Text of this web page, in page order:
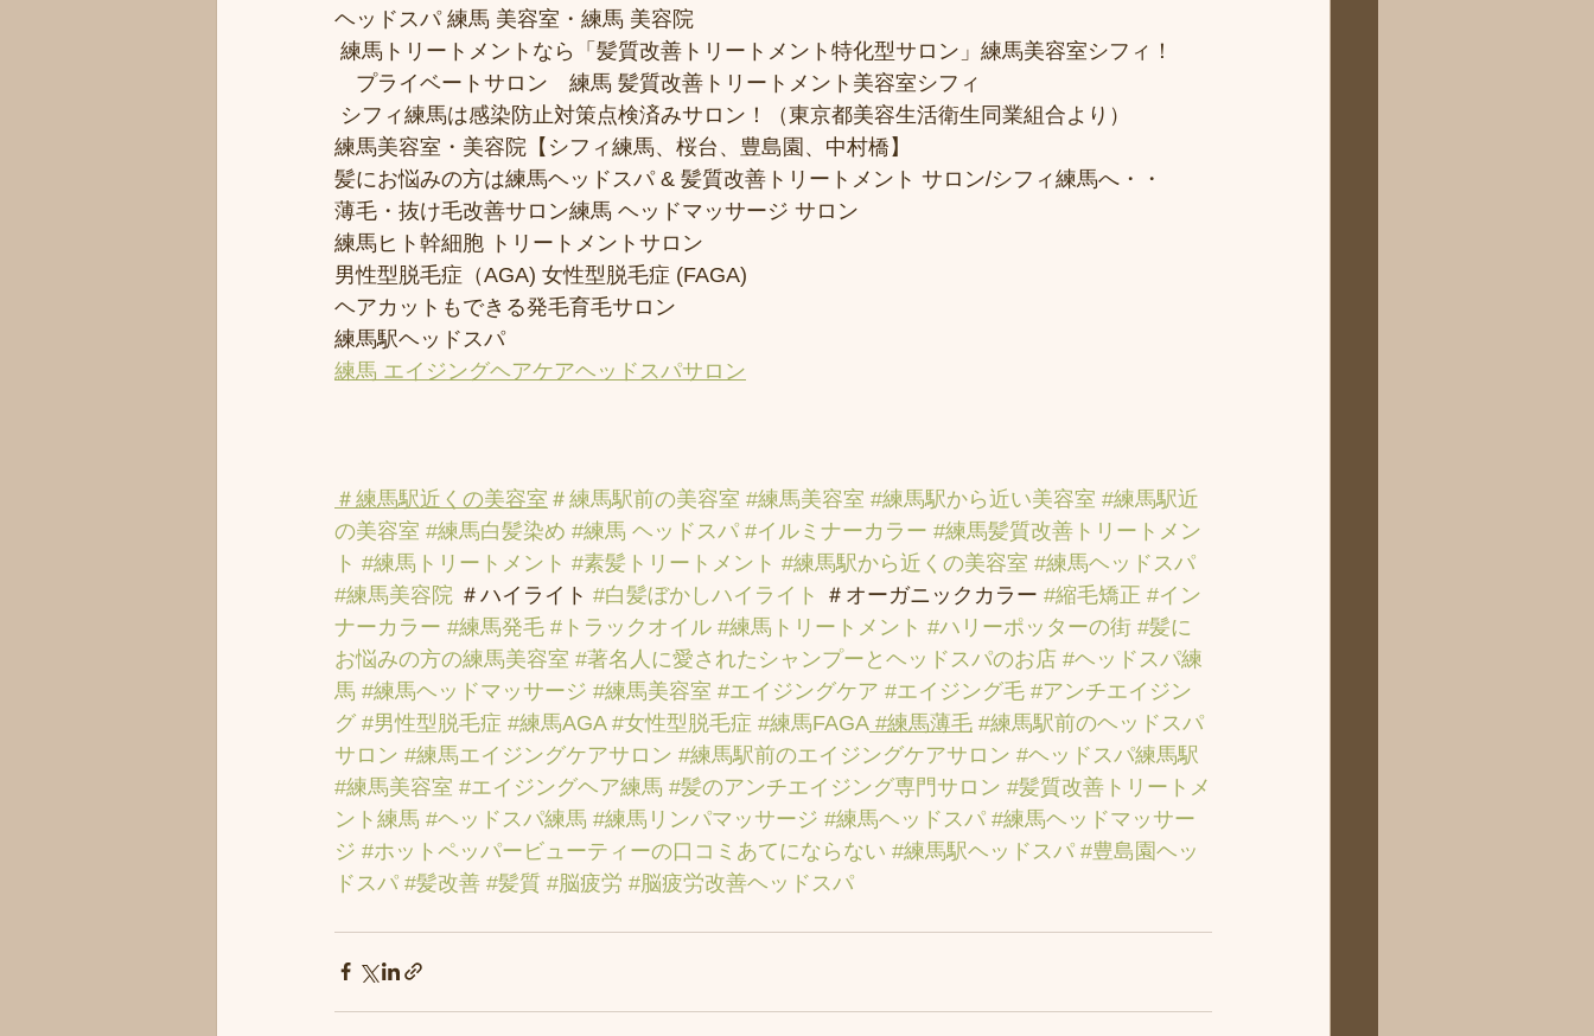
ヘッドスパ 練馬 美容室・練馬 美容院
練馬トリートメントなら「髪質改善トリートメント特化型サロン」練馬美容室シフィ！
プライベートサロン　練馬 髪質改善トリートメント美容室シフィ
シフィ練馬は感染防止対策点検済みサロン！（東京都美容生活衛生同業組合より）
練馬美容室・美容院【シフィ練馬、桜台、豊島園、中村橋】
髪にお悩みの方は練馬ヘッドスパ & 髪質改善トリートメント サロン/シフィ練馬へ・・
薄毛・抜け毛改善サロン練馬 ヘッドマッサージ サロン
練馬ヒト幹細胞 トリートメントサロン
男性型脱毛症（AGA) 女性型脱毛症 (FAGA)
ヘアカットもできる発毛育毛サロン
練馬駅ヘッドスパ
練馬 エイジングヘアケアヘッドスパサロン
＃練馬駅近くの美容室 ＃練馬駅前の美容室 #練馬美容室 #練馬駅から近い美容室 #練馬駅近
の美容室 #練馬白髪染め #練馬 ヘッドスパ #イルミナーカラー #練馬髪質改善トリートメン
ト #練馬トリートメント #素髪トリートメント #練馬駅から近くの美容室 #練馬ヘッドスパ
#練馬美容院 ＃ハイライト #白髪ぼかしハイライト ＃オーガニックカラー #縮毛矯正 #イン
ナーカラー #練馬発毛 #トラックオイル #練馬トリートメント #ハリーポッターの街 #髪に
お悩みの方の練馬美容室 #著名人に愛されたシャンプーとヘッドスパのお店 #ヘッドスパ練
馬 #練馬ヘッドマッサージ #練馬美容室 #エイジングケア #エイジング毛 #アンチエイジン
グ #男性型脱毛症 #練馬AGA #女性型脱毛症 #練馬FAGA #練馬薄毛 #練馬駅前のヘッドスパ
サロン #練馬エイジングケアサロン #練馬駅前のエイジングケアサロン #ヘッドスパ練馬駅
#練馬美容室 #エイジングヘア練馬 #髪のアンチエイジング専門サロン #髪質改善トリートメ
ント練馬 #ヘッドスパ練馬 #練馬リンパマッサージ #練馬ヘッドスパ #練馬ヘッドマッサー
ジ #ホットペッパービューティーの口コミあてにならない #練馬駅ヘッドスパ #豊島園ヘッ
ドスパ #髪改善 #髪質 #脳疲労 #脳疲労改善ヘッドスパ